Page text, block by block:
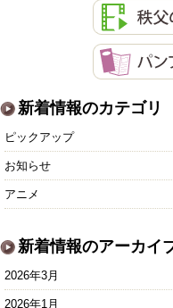
新着情報のカテゴリ
ピックアップ
お知らせ
アニメ
新着情報のアーカイ
2026年3月
2026年1月